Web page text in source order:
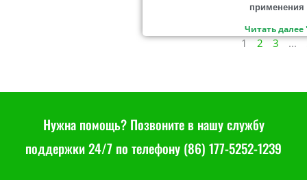
применения
Читать далее
1 2 3 ...
Нужна помощь? Позвоните в нашу службу
поддержки 24/7 по телефону (86) 177-5252-1239